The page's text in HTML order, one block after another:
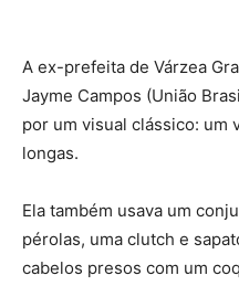
A ex-prefeita de Várzea
Jayme Campos (União
por um visual clássico: um
longas.
Ela também usava um
pérolas, uma clutch e
cabelos presos com um